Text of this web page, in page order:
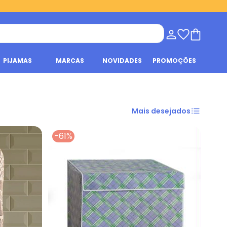
PIJAMAS MARCAS NOVIDADES PROMOÇÕES
Mais desejados
-61%